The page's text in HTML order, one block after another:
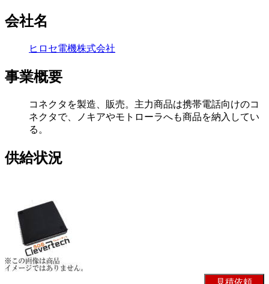
会社名
ヒロセ電機株式会社
事業概要
コネクタを製造、販売。主力商品は携帯電話向けのコ
ネクタで、ノキアやモトローラへも商品を納入してい
る。
供給状況